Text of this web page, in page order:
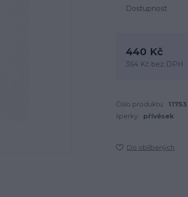
Dostupnost
440 Kč
364 Kč bez DPH
Číslo produktu: 11753
šperky:
přívěsek
Do oblíbených